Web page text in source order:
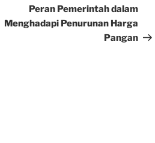
Post
Peran Pemerintah dalam
Menghadapi Penurunan Harga
Pangan